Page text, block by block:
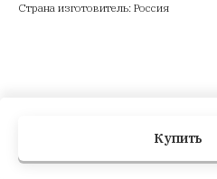
Купить
Страна изготовитель: Россия